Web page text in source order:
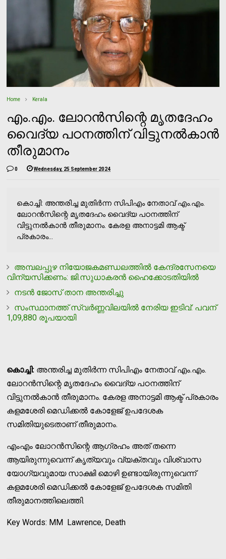
Home Kerala
എം.എം. ലോറന്‍സിന്റെ മൃതദേഹം
വൈദ്യ പഠനത്തിന് വിട്ടുനല്‍കാന്‍
തീരുമാനം
0 Wednesday, 25 September 2024
കൊച്ചി: അന്തരിച്ച മുതിര്‍ന്ന സിപിഎം നേതാവ് എം.എം.
ലോറന്‍സിന്റെ മൃതദേഹം വൈദ്യ പഠനത്തിന്
വിട്ടുനല്‍കാന്‍ തീരുമാനം. കേരള അനാട്ടമി ആക്ട്
പ്രകാരം...
അമ്പലപ്പുഴ നിയോജകമണ്ഡലത്തില്‍ കേന്ദ്രസേനയെ
വിന്യസിക്കണം: ജി.സുധാകരന്‍ ഹൈക്കോടതിയില്‍
നടന്‍ ജോസ് താന അന്തരിച്ചു
സംസ്ഥാനത്ത് സ്വര്‍ണ്ണവിലയില്‍ നേരിയ ഇടിവ്: പവന്
1,09,880 രൂപയായി
കൊച്ചി: അന്തരിച്ച മുതിര്‍ന്ന സിപിഎം നേതാവ് എം.എം.
ലോറന്‍സിന്റെ മൃതദേഹം വൈദ്യ പഠനത്തിന്
വിട്ടുനല്‍കാന്‍ തീരുമാനം. കേരള അനാട്ടമി ആക്ട് പ്രകാരം
കളമശേരി മെഡിക്കല്‍ കോളേജ് ഉപദേശക
സമിതിയുടെതാണ് തീരുമാനം.
എംഎം ലോറന്‍സിന്റെ ആഗ്രഹം അത് തന്നെ
ആയിരുന്നുവെന്ന് കൃത്യവും വ്യക്തവും വിശ്വാസ
യോഗ്യവുമായ സാക്ഷി മൊഴി ഉണ്ടായിരുന്നുവെന്ന്
കളമശേരി മെഡിക്കല്‍ കോളേജ് ഉപദേശക സമിതി
തീരുമാനത്തിലെത്തി.
Key Words: MM Lawrence, Death